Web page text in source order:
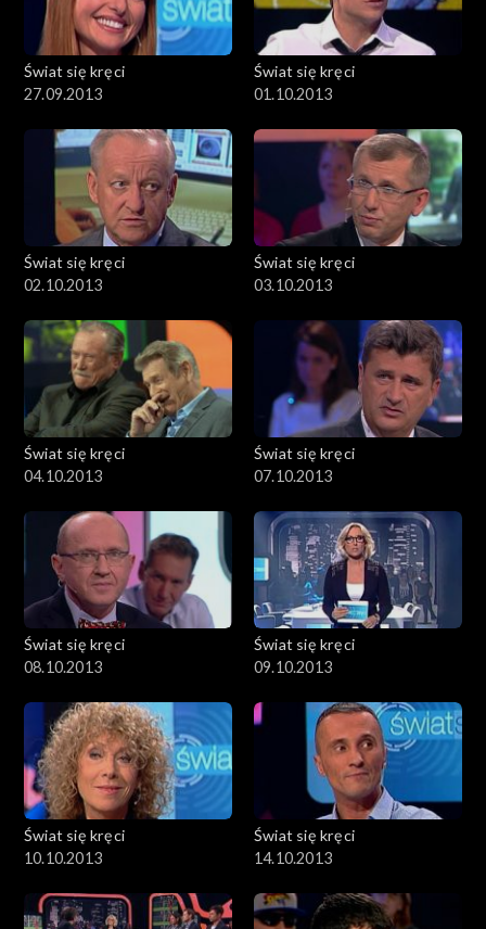
Świat się kręci
27.09.2013
Świat się kręci
01.10.2013
Świat się kręci
02.10.2013
Świat się kręci
03.10.2013
Świat się kręci
04.10.2013
Świat się kręci
07.10.2013
Świat się kręci
08.10.2013
Świat się kręci
09.10.2013
Świat się kręci
10.10.2013
Świat się kręci
14.10.2013